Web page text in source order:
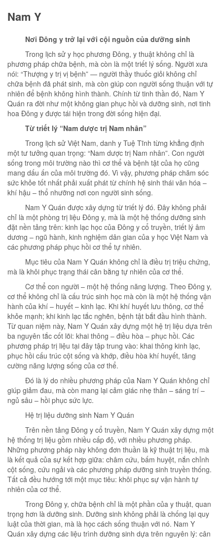
Nam Y
Nơi Đông y trở lại với cội nguồn của dưỡng sinh
Trong lịch sử y học phương Đông, y thuật không chỉ là
phương pháp chữa bệnh, mà còn là một triết lý sống. Người xưa
nói: “Thượng y trị vị bệnh” — người thầy thuốc giỏi không chỉ
chữa bệnh đã phát sinh, mà còn giúp con người sống thuận với tự
nhiên để bệnh không hình thành. Chính từ tinh thần đó, Nam Y
Quán ra đời như một không gian phục hồi và dưỡng sinh, nơi tinh
hoa Đông y được tái hiện trong đời sống hiện đại.
Từ triết lý “Nam dược trị Nam nhân”
Trong lịch sử Việt Nam, danh y Tuệ Tĩnh từng khẳng định
một tư tưởng quan trọng: “Nam dược trị Nam nhân”. Con người
sống trong môi trường nào thì cơ thể và bệnh tật của họ cũng
mang dấu ấn của môi trường đó. Vì vậy, phương pháp chăm sóc
sức khỏe tốt nhất phải xuất phát từ chính hệ sinh thái văn hóa –
khí hậu – thổ nhưỡng nơi con người sinh sống.
Nam Y Quán được xây dựng từ triết lý đó. Đây không phải
chỉ là một phòng trị liệu Đông y, mà là một hệ thống dưỡng sinh
đặt nền tảng trên: kinh lạc học của Đông y cổ truyền, triết lý âm
dương – ngũ hành, kinh nghiệm dân gian của y học Việt Nam và
các phương pháp phục hồi cơ thể tự nhiên.
Mục tiêu của Nam Y Quán không chỉ là điều trị triệu chứng,
mà là khôi phục trạng thái cân bằng tự nhiên của cơ thể.
Cơ thể con người – một hệ thống năng lượng. Theo Đông y,
cơ thể không chỉ là cấu trúc sinh học mà còn là một hệ thống vận
hành của khí – huyết – kinh lạc. Khi khí huyết lưu thông, cơ thể
khỏe mạnh; khi kinh lạc tắc nghẽn, bệnh tật bắt đầu hình thành.
Từ quan niệm này, Nam Y Quán xây dựng một hệ trị liệu dựa trên
ba nguyên tắc cốt lõi: khai thông – điều hòa – phục hồi. Các
phương pháp trị liệu tại đây tập trung vào: khai thông kinh lạc,
phục hồi cấu trúc cột sống và khớp, điều hòa khí huyết, tăng
cường năng lượng sống của cơ thể.
Đó là lý do nhiều phương pháp của Nam Y Quán không chỉ
giúp giảm đau, mà còn mang lại cảm giác nhẹ thân – sáng trí –
ngủ sâu – hồi phục sức lực.
Hệ trị liệu dưỡng sinh Nam Y Quán
Trên nền tảng Đông y cổ truyền, Nam Y Quán xây dựng một
hệ thống trị liệu gồm nhiều cấp độ, với nhiều phương pháp.
Những phương pháp này không đơn thuần là kỹ thuật trị liệu, mà
là kết quả của sự kết hợp giữa: châm cứu, bấm huyệt, nắn chỉnh
cột sống, cứu ngải và các phương pháp dưỡng sinh truyền thống.
Tất cả đều hướng tới một mục tiêu: khôi phục sự vận hành tự
nhiên của cơ thể.
Trong Đông y, chữa bệnh chỉ là một phần của y thuật, quan
trọng hơn là dưỡng sinh. Dưỡng sinh không phải là chống lại quy
luật của thời gian, mà là học cách sống thuận với nó. Nam Y
Quán xây dựng các liệu trình dưỡng sinh dựa trên nguyên lý: cân